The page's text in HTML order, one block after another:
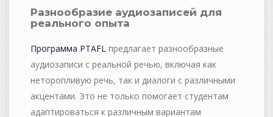
Разнообразие аудиозаписей для
реального опыта
Программа PTAFL предлагает разнообразные
аудиозаписи с реальной речью, включая как
неторопливую речь, так и диалоги с различными
акцентами. Это не только помогает студентам
адаптироваться к различным вариантам